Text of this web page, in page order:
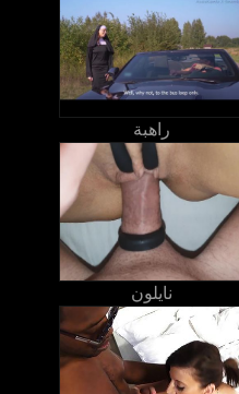
راهبة
نايلون